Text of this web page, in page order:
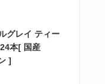
グレイ ティー
本[ 国産
]